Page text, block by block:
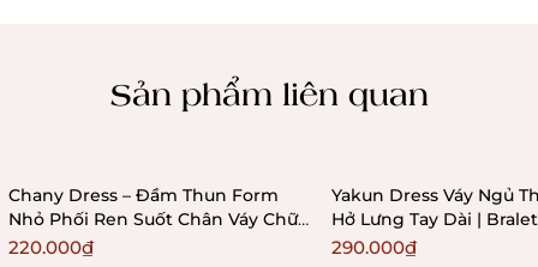
Sản phẩm liên quan
Chany Dress – Đầm Thun Form
Nhỏ Phối Ren Suốt Chân Váy Chữ
A Ôm Sát Bralettehousevn
220.000₫
Yakun Dress Váy Ngủ
Hở Lưng Tay Dài |
290.000₫